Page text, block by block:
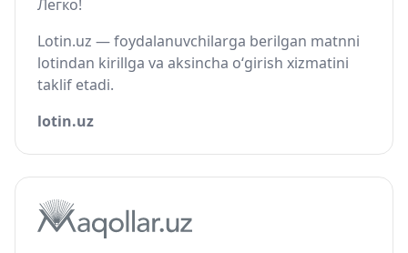
Легко!
Lotin.uz — foydalanuvchilarga berilgan matnni
lotindan kirillga va aksincha o‘girish xizmatini
taklif etadi.
lotin.uz